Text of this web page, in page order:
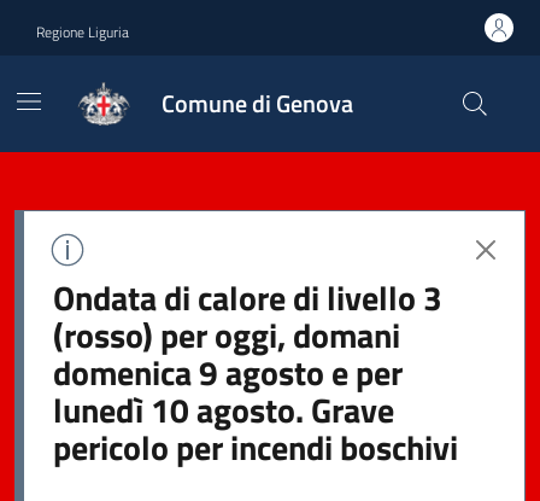
Regione Liguria
Comune di Genova
Ondata di calore di livello 3
(rosso) per oggi, domani
domenica 9 agosto e per
lunedì 10 agosto. Grave
pericolo per incendi boschivi